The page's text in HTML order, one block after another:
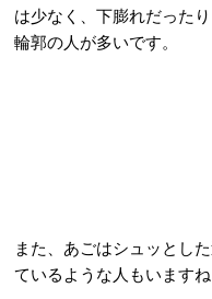
は少なく、下膨れだった
輪郭の人が多いです。
また、あごはシュッとし
ているような人もいますね